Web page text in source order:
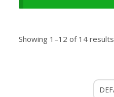
Showing 1–12 of 14 results